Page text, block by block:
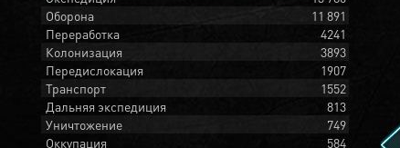
Оборона
11 891
Переработка
4241
Колонизация
3893
Передислокация
1907
Транспорт
1552
Дальняя экспедиция
813
Уничтожение
749
Оккупация
584